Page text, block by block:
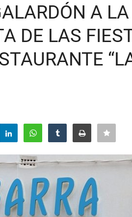
A
DE LAS